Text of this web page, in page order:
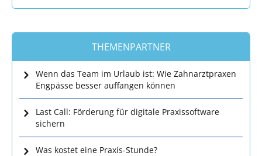
THEMENPARTNER
Wenn das Team im Urlaub ist: Wie Zahnarztpraxen
Engpässe besser auffangen können
Last Call: Förderung für digitale Praxissoftware
sichern
Was kostet eine Praxis-Stunde?